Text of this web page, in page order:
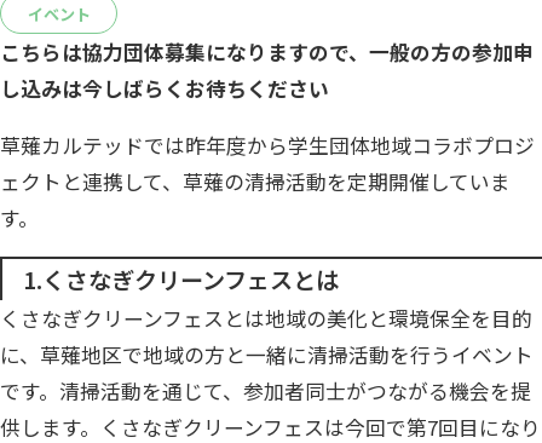
イベント
こちらは協力団体募集になりますので、一般の方の参加申
し込みは今しばらくお待ちください
草薙カルテッドでは昨年度から学生団体地域コラボプロジ
ェクトと連携して、草薙の清掃活動を定期開催していま
す。
1.くさなぎクリーンフェスとは
くさなぎクリーンフェスとは地域の美化と環境保全を目的
に、草薙地区で地域の方と一緒に清掃活動を行うイベント
です。清掃活動を通じて、参加者同士がつながる機会を提
供します。くさなぎクリーンフェスは今回で第7回目になり